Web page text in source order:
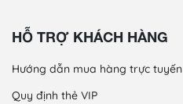
HỖ TRỢ KHÁCH HÀNG
Hướng dẫn mua hàng trực tuyến
Quy định thẻ VIP